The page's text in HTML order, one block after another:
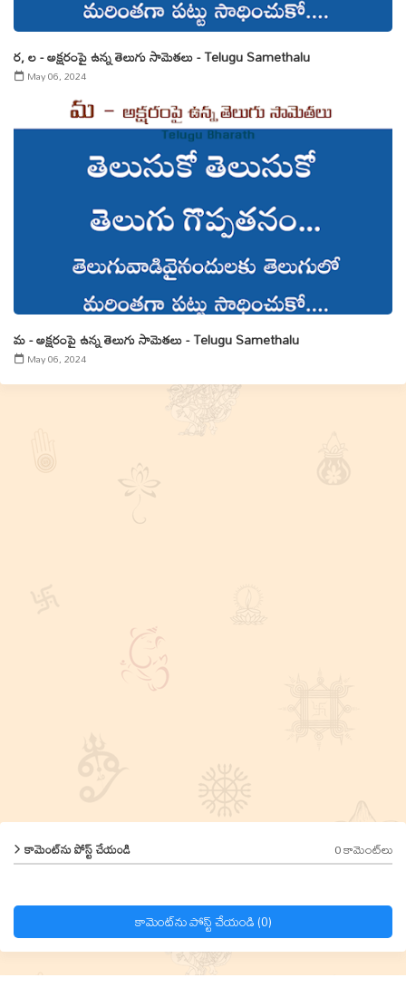
ర, ల - అక్షరంపై ఉన్న తెలుగు సామెతలు - Telugu Samethalu
May 06, 2024
మ - అక్షరంపై ఉన్న తెలుగు సామెతలు - Telugu Samethalu
May 06, 2024
కామెంట్‌ను పోస్ట్ చేయండి 0 కామెంట్‌లు
కామెంట్‌ను పోస్ట్ చేయండి (0)